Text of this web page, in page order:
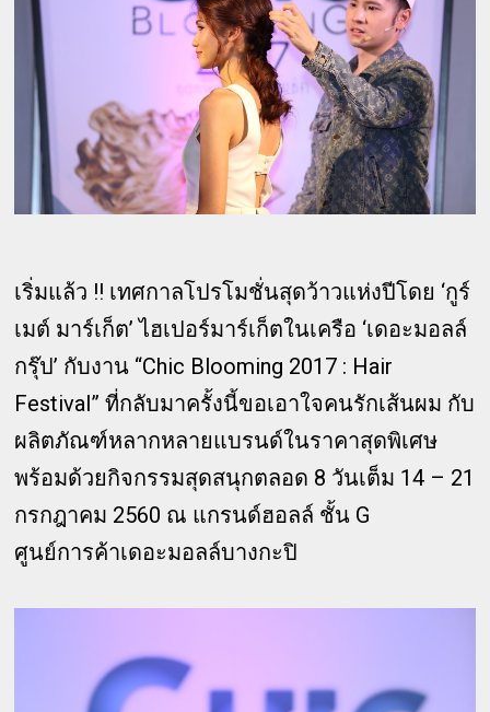
เริ่มแล้ว !! เทศกาลโปรโมชั่นสุดว้าวแห่งปีโดย ‘กูร์
เมต์ มาร์เก็ต’ ไฮเปอร์มาร์เก็ตในเครือ ‘เดอะมอลล์
กรุ๊ป’ กับงาน “Chic Blooming 2017 : Hair
Festival” ที่กลับมาครั้งนี้ขอเอาใจคนรักเส้นผม กับ
ผลิตภัณฑ์หลากหลายแบรนด์ในราคาสุดพิเศษ
พร้อมด้วยกิจกรรมสุดสนุกตลอด 8 วันเต็ม 14 – 21
กรกฎาคม 2560 ณ แกรนด์ฮอลล์ ชั้น G
ศูนย์การค้าเดอะมอลล์บางกะปิ